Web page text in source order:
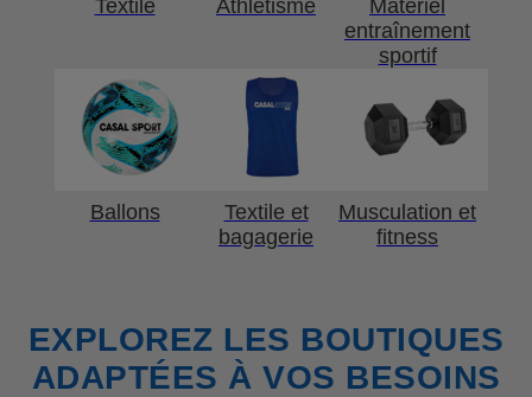
Textile Athlétisme
Matériel
entraînement
sportif
Ballons
Textile et
bagagerie
Musculation et
fitness
EXPLOREZ LES BOUTIQUES
ADAPTÉES À VOS BESOINS